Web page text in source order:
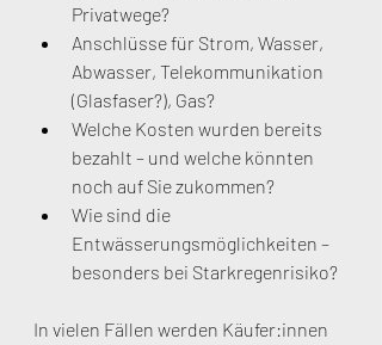
Privatwege?
Anschlüsse für Strom, Wasser,
Abwasser, Telekommunikation
(Glasfaser?), Gas?
Welche Kosten wurden bereits
bezahlt – und welche könnten
noch auf Sie zukommen?
Wie sind die
Entwässerungsmöglichkeiten –
besonders bei Starkregenrisiko?
In vielen Fällen werden Käufer:innen